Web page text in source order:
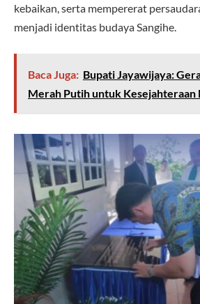
kebaikan, serta mempererat
menjadi identitas budaya Sangihe.
Baca Juga: Bupati Jayawijaya:
Merah Putih untuk Kesejahteraan